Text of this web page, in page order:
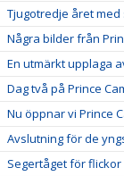
Tjugotredje året
Några bilder från
En utmärkt upplaga
Dag två på Prince
Nu öppnar vi Prince
Avslutning för de
Segertåget för